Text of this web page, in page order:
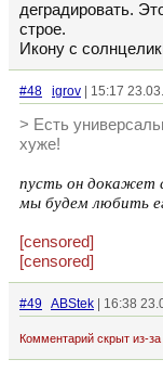
деградировать.
строе.
Икону с
#48 igrov | 15:17
> Есть
хуже!
пусть он докажет
мы будем любить
[censored]
[censored]
#49 ABStek | 16:38
Комментарий скрыт из-за